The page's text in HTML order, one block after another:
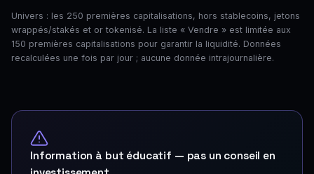
Univers : les 250 premières capitalisations, hors stablecoins, jetons
wrappés/stakés et or tokenisé. La liste « Vendre » est limitée aux
150 premières capitalisations pour garantir la liquidité. Données
recalculées une fois par jour ; aucune donnée intrajournalière.
Information à but éducatif — pas un conseil en